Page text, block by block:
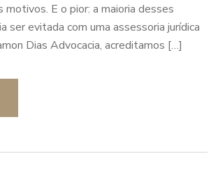
motivos. E o pior: a maioria desses
ser evitada com uma assessoria jurídica
Dias Advocacia, acreditamos […]